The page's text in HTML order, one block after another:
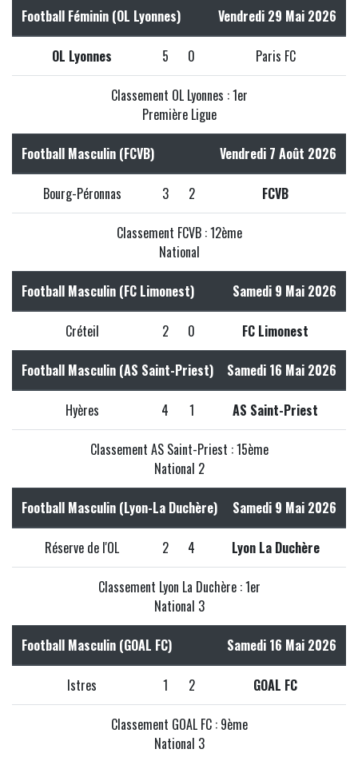
Football Féminin (OL Lyonnes) Vendredi 29 Mai 2026
OL Lyonnes 5 0 Paris FC
Classement OL Lyonnes : 1er
Première Ligue
Football Masculin (FCVB) Vendredi 7 Août 2026
Bourg-Péronnas 3 2 FCVB
Classement FCVB : 12ème
National
Football Masculin (FC Limonest) Samedi 9 Mai 2026
Créteil 2 0 FC Limonest
Football Masculin (AS Saint-Priest) Samedi 16 Mai 2026
Hyères 4 1 AS Saint-Priest
Classement AS Saint-Priest : 15ème
National 2
Football Masculin (Lyon-La Duchère) Samedi 9 Mai 2026
Réserve de l'OL 2 4 Lyon La Duchère
Classement Lyon La Duchère : 1er
National 3
Football Masculin (GOAL FC) Samedi 16 Mai 2026
Istres 1 2 GOAL FC
Classement GOAL FC : 9ème
National 3